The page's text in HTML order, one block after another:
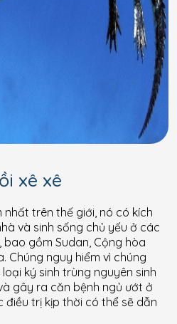
xê xê
trên thế giới, nó có kích
và sinh sống chủ yếu ở các
gồm Sudan, Cộng hòa
Chúng nguy hiểm vì chúng
ký sinh trùng nguyên sinh
gây ra căn bệnh ngủ ướt ở
điều trị kịp thời có thể sẽ dẫn